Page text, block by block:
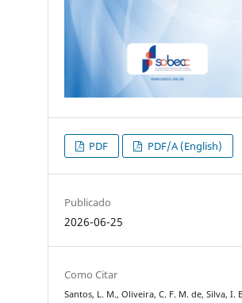
PDF PDF/A (English)
Publicado
2026-06-25
Como Citar
Santos, L. M., Oliveira, C. F. M. de, Silva, I.